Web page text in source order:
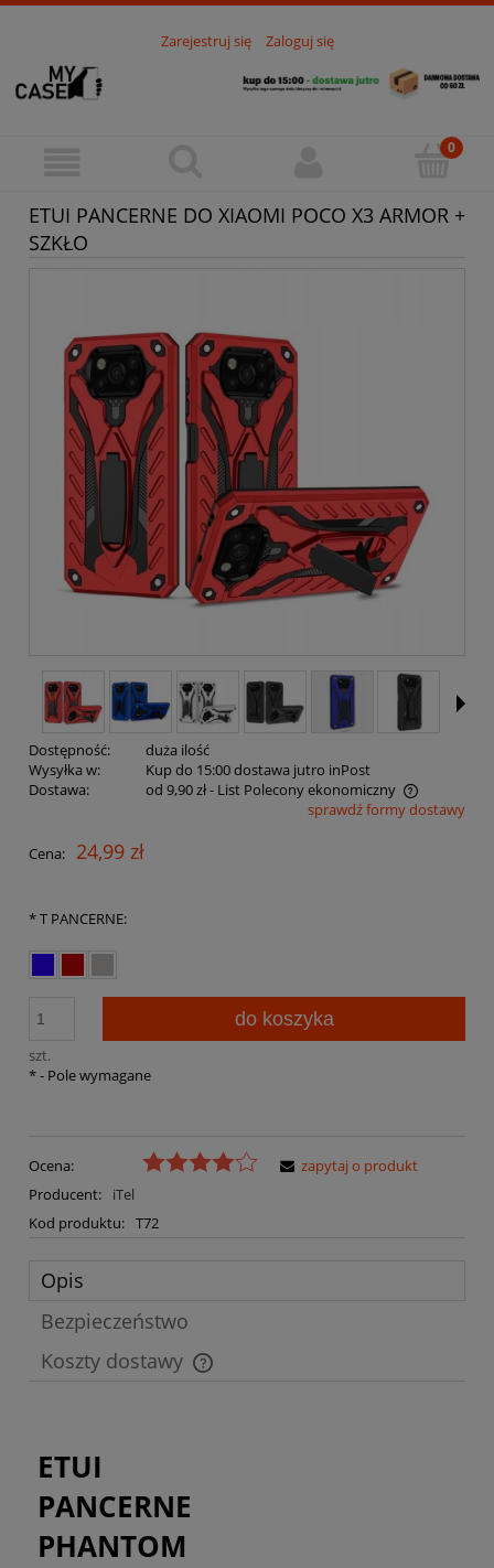
Zarejestruj się Zaloguj się
ETUI PANCERNE DO XIAOMI POCO X3 ARMOR +
SZKŁO
Dostępność:
duża ilość
Wysyłka w:
Kup do 15:00 dostawa jutro inPost
Dostawa:
od 9,90 zł- List Polecony ekonomiczny
Cena nie zawiera ewentualnych kosztów płatnościsprawdź formy dostawy
Cena: 24,99 zł
*T PANCERNE:
szt.
do koszyka
*- Pole wymagane
Ocena:
Producent:
iTel
Kod produktu: T72
zapytaj o produkt
Opis
Bezpieczeństwo
Koszty dostawy
Cena nie zawiera ewentualnych kosztów płatności
ETUI
PANCERNE
PHANTOM